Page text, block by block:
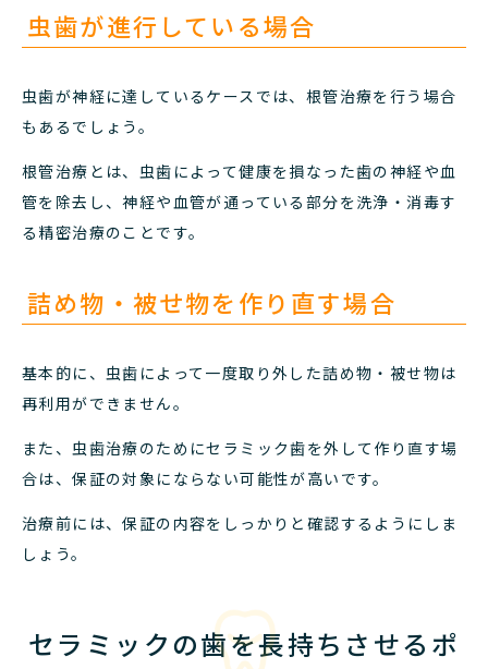
虫歯が進行している場合
虫歯が神経に達しているケースでは、根管治療を行う場合
もあるでしょう。
根管治療とは、虫歯によって健康を損なった歯の神経や血
管を除去し、神経や血管が通っている部分を洗浄・消毒す
る精密治療のことです。
詰め物・被せ物を作り直す場合
基本的に、虫歯によって一度取り外した詰め物・被せ物は
再利用ができません。
また、虫歯治療のためにセラミック歯を外して作り直す場
合は、保証の対象にならない可能性が高いです。
治療前には、保証の内容をしっかりと確認するようにしま
しょう。
セラミックの歯を長持ちさせるポ